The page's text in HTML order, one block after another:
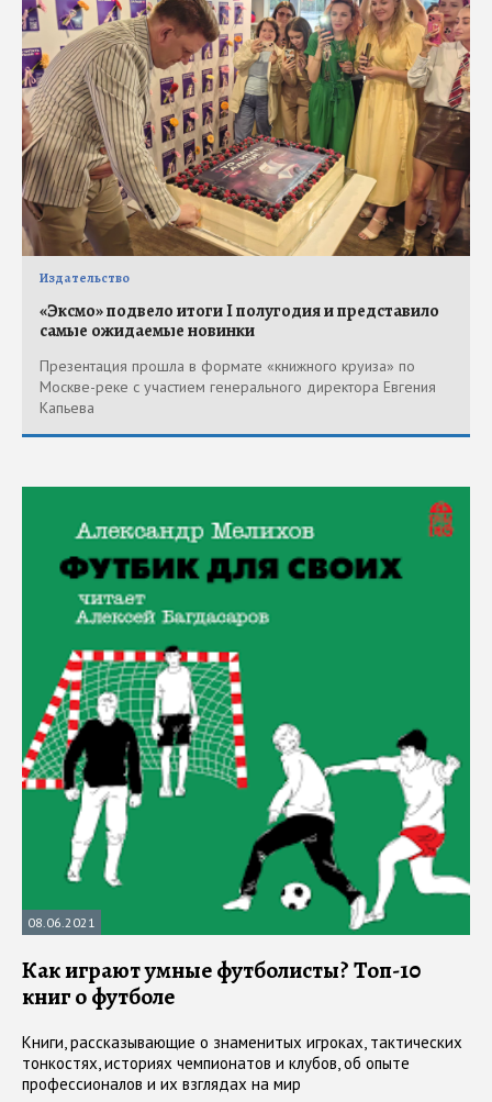
Издательство
«Эксмо» подвело итоги I полугодия и представило
самые ожидаемые новинки
Презентация прошла в формате «книжного круиза» по
Москве-реке с участием генерального директора Евгения
Капьева
08.06.2021
Как играют умные футболисты? Топ-10
книг о футболе
Книги, рассказывающие о знаменитых игроках, тактических
тонкостях, историях чемпионатов и клубов, об опыте
профессионалов и их взглядах на мир